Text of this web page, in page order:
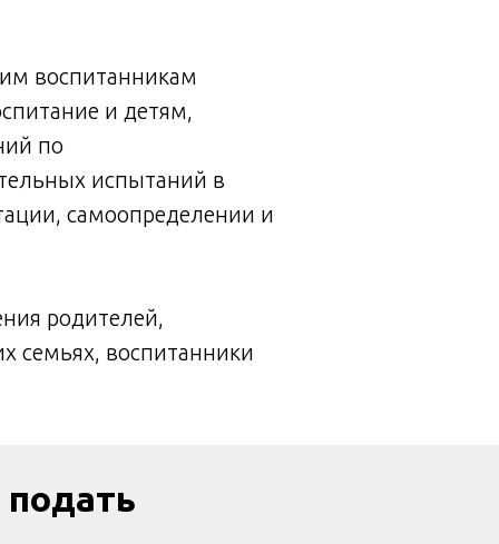
воспитанникам
и детям,
по
испытаний в
самоопределении и
родителей,
семьях, воспитанники